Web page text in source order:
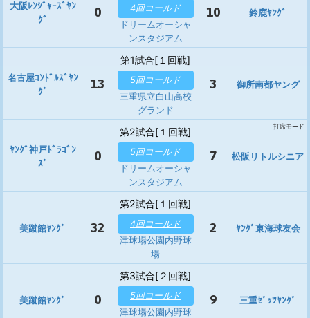
大阪ﾚﾝｼﾞｬｰｽﾞﾔﾝ
ｸﾞ
0
4回コールド
ドリームオーシャ
ンスタジアム
10 鈴鹿ﾔﾝｸﾞ
名古屋ｺﾝﾄﾞﾙｽﾞﾔﾝ
ｸﾞ
13
第1試合[１回戦]
5回コールド
三重県立白山高校
グランド
3 御所南都ヤング
ﾔﾝｸﾞ神戸ﾄﾞﾗｺﾞﾝ
ｽﾞ
0
第2試合[１回戦]
5回コールド
ドリームオーシャ
ンスタジアム
7 松阪リトルシニア
打席モード
美蹴館ﾔﾝｸﾞ 32
第2試合[１回戦]
4回コールド
津球場公園内野球
場
2 ﾔﾝｸﾞ東海球友会
美蹴館ﾔﾝｸﾞ 0
第3試合[２回戦]
5回コールド
津球場公園内野球
9 三重ｾﾞｯﾂﾔﾝｸﾞ